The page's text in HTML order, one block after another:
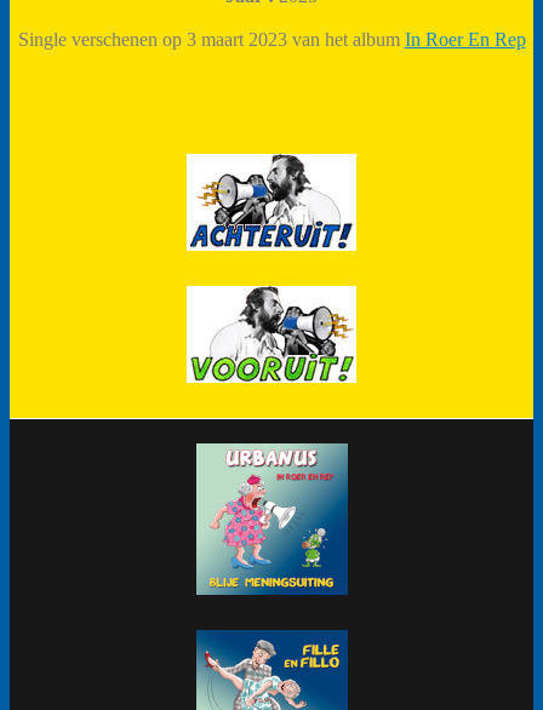
Single verschenen op 3 maart 2023 van het album In Roer En Rep